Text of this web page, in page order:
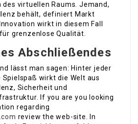
des virtuellen Raums. Jemand,
behält, definiert Markt
wirkt in diesem Fall
grenzenlose Qualität.
Abschließendes
lässt man sagen: Hinter jeder
wirkt die Welt aus
Sicherheit und
If you are you looking
regarding
review the web-site. In